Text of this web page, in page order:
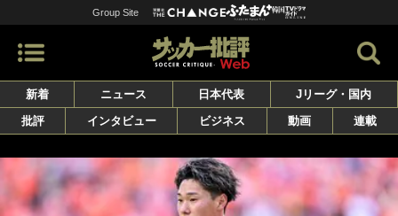
Group Site
新着 ニュース 日本代表
Jリーグ・国内
批評
インタビュー ビジネス 動画 連載